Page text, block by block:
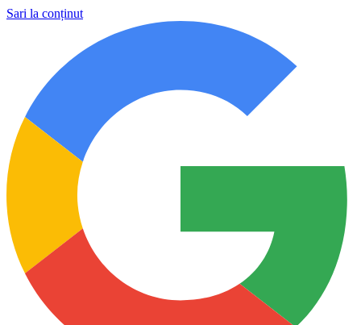
Sari la conținut